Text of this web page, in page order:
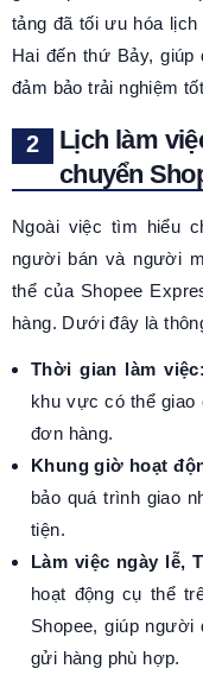
tảng đã tối ưu hóa
Hai đến thứ Bảy,
đảm bảo trải nghiệm
Lịch làm
chuyển
Ngoài việc tìm hiểu
người bán và người
thể của Shopee
hàng. Dưới đây là
Thời gian làm việc:
khu vực có thể giao
đơn hàng.
Khung giờ hoạt
bảo quá trình giao
tiện.
Làm việc ngày lễ,
hoạt động cụ thể
Shopee, giúp người
gửi hàng phù hợp.